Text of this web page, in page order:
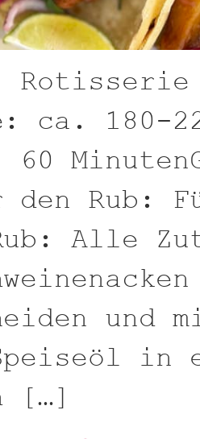
Rotisserie
ca. 180-
60
den Rub:
Alle
und
in
[…]